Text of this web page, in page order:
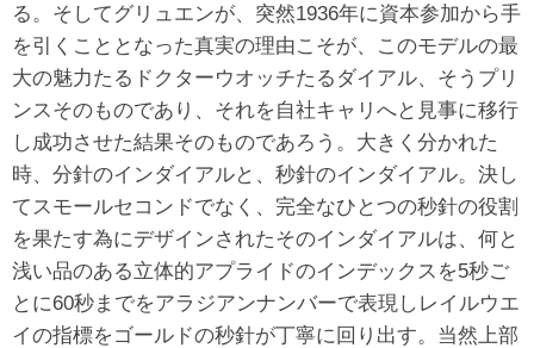
る。そしてグリュエンが、突然1936年に資本参加から手
を引くこととなった真実の理由こそが、このモデルの最
大の魅力たるドクターウオッチたるダイアル、そうプリ
ンスそのものであり、それを自社キャリへと見事に移行
し成功させた結果そのものであろう。大きく分かれた
時、分針のインダイアルと、秒針のインダイアル。決し
てスモールセコンドでなく、完全なひとつの秒針の役割
を果たす為にデザインされたそのインダイアルは、何と
浅い品のある立体的アプライドのインデックスを5秒ご
とに60秒までをアラジアンナンバーで表現しレイルウエ
イの指標をゴールドの秒針が丁寧に回り出す。当然上部